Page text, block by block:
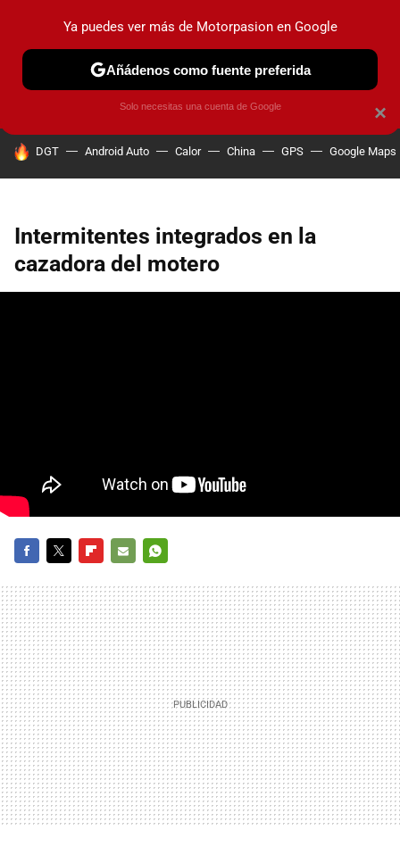
PRUEBAS COCHES ELÉCTRICOS OBSERVATORIO
HOY SE HABLA DE
DGT Android Auto Calor China GPS Google Maps
Intermitentes integrados en la
cazadora del motero
MAIL
×
Ya puedes ver más de Motorpasion en Google
Añádenos como fuente preferida
Solo necesitas una cuenta de Google